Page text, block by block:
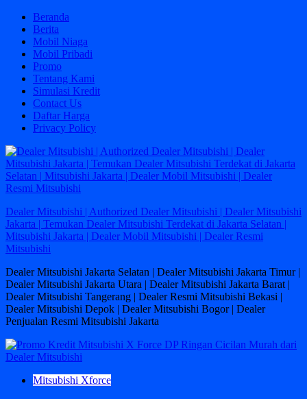
Skip
content
Beranda
Berita
Mobil Niaga
Mobil Pribadi
Promo
Tentang Kami
Simulasi Kredit
Contact Us
Daftar Harga
Privacy Policy
Dealer Mitsubishi | Authorized Dealer Mitsubishi | Dealer Mitsubishi
Jakarta | Temukan Dealer Mitsubishi Terdekat di Jakarta Selatan |
Mitsubishi Jakarta | Dealer Mobil Mitsubishi | Dealer Resmi
Mitsubishi
Dealer Mitsubishi Jakarta Selatan | Dealer Mitsubishi Jakarta Timur |
Dealer Mitsubishi Jakarta Utara | Dealer Mitsubishi Jakarta Barat |
Dealer Mitsubishi Tangerang | Dealer Resmi Mitsubishi Bekasi |
Dealer Mitsubishi Depok | Dealer Mitsubishi Bogor | Dealer
Penjualan Resmi Mitsubishi Jakarta
Mitsubishi Xforce